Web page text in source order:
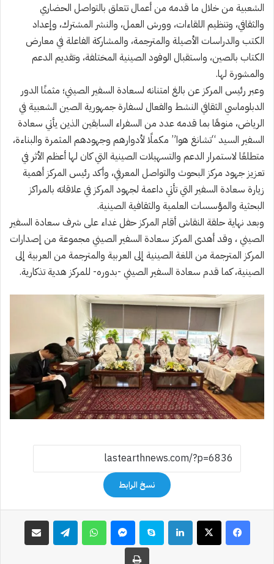
الشعبية من خلال ما قدمه من أعمال تتعلق بالتواصل الحضاري
والثقافي، وتنظيم اللقاءات، وورش العمل، والنشر المشترك، وإعداد
الكتب والدراسات الأصيلة والمترجمة، والمشاركة الفاعلة في معارض
الكتاب بالصين، واستقبال الوفود الصينية المختلفة، وتقديم الدعم
والمشورة لها.
وعبر رئيس المركز عن بالغ امتنانه لسعادة السفير الصيني؛ مثمنًا الدور
الدبلوماسي الثقافي النشط والفعال لسفارة جمهورية الصين الشعبية في
الرياض، منوهًا بما قدمه عدد من السفراء السابقين الذين يأتي سعادة
السفير السيد “تشانغ هوا” مكملًا لأدوارهم وجهودهم المثمرة والبناءة،
متطلعًا لاستمرار الدعم والتسهيلات الصينية التي كان لها أعظم الأثر في
تعزيز جهود مركز البحوث والتواصل المعرفي، وأكد رئيس المركز أهمية
زيارة سعادة السفير التي تأتي داعمة لجهود المركز في علاقاته بالمراكز
البحثية والمؤسسات العلمية والثقافية الصينية.
وبعد نهاية حلقة النقاش أقام المركز حفل غداء على شرف سعادة السفير
الصيني ، وقد أهدى المركز سعادة السفير الصيني مجموعة من إصدارات
المركز المترجمة من اللغة الصينية إلى العربية والمترجمة من العربية إلى
الصينية، كما قدم سعادة السفير الصيني -بدوره- للمركز هدية تذكارية.
نسخ الرابط
فيسبوك‫X لينكدإن سكايب ماسنجر واتساب تيلقرام مشاركة عبر البريد
طباعة